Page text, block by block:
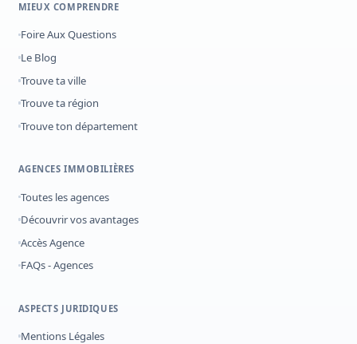
MIEUX COMPRENDRE
Foire Aux Questions
Le Blog
Trouve ta ville
Trouve ta région
Trouve ton département
AGENCES IMMOBILIÈRES
Toutes les agences
Découvrir vos avantages
Accès Agence
FAQs - Agences
ASPECTS JURIDIQUES
Mentions Légales